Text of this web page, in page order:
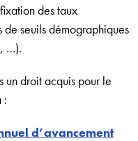
des taux
seuils démographiques
…).
un droit acquis pour le
:
d’avancement